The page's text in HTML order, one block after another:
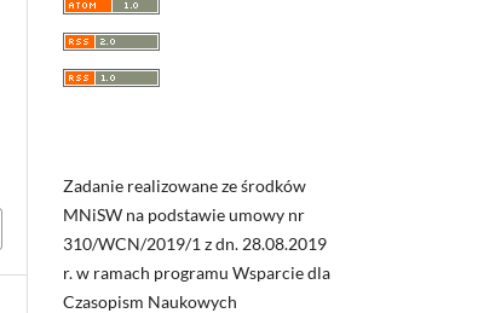
Zadanie realizowane ze środków
MNiSW na podstawie umowy nr
310/WCN/2019/1 z dn. 28.08.2019
r. w ramach programu Wsparcie dla
Czasopism Naukowych